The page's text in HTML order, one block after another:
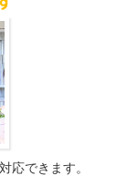
応できます。